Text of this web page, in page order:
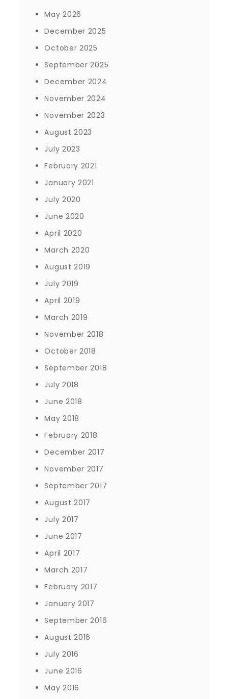
May 2026
December 2025
October 2025
September 2025
December 2024
November 2024
November 2023
August 2023
July 2023
February 2021
January 2021
July 2020
June 2020
April 2020
March 2020
August 2019
July 2019
April 2019
March 2019
November 2018
October 2018
September 2018
July 2018
June 2018
May 2018
February 2018
December 2017
November 2017
September 2017
August 2017
July 2017
June 2017
April 2017
March 2017
February 2017
January 2017
September 2016
August 2016
July 2016
June 2016
May 2016